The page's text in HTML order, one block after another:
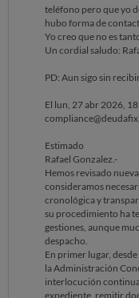
Durante noviembre y
marzo de 2026, se
especialmente
mensualmente de su
transferencias o
insistiendo ante la
con la máxima rapidez
cursadas.
En enero de 2026 se
adjudicación o dación
acreedor hipotecario.
y justificantes para
Ya en marzo y abril de
desbloqueo de
El 27 de marzo se
documentación al
ordinaria.
El 13 de abril se
teléfono pero que yo
hubo forma de
Yo creo que no es
Un cordial saludo:
PD: Aun sigo sin
El lun, 27 abr 2026,
Estimado
Rafael Gonzalez.-
Hemos revisado
consideramos
cronológica y
su procedimiento ha
gestiones, aunque
despacho.
En primer lugar,
la Administración
interlocución
expediente, remitir